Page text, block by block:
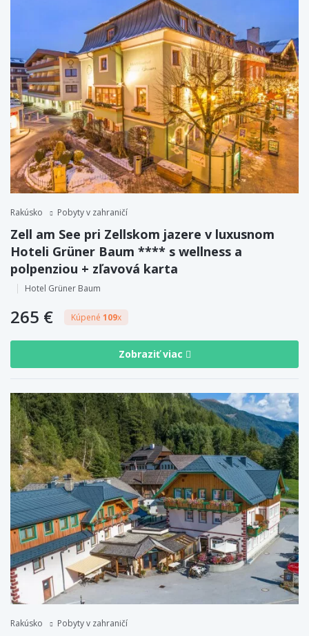
Rakúsko Pobyty v zahraničí
Zell am See pri Zellskom jazere v luxusnom
Hoteli Grüner Baum **** s wellness a
polpenziou + zľavová karta
Hotel Grüner Baum
265 € Kúpené 109x
Zobraziť viac
Rakúsko Pobyty v zahraničí